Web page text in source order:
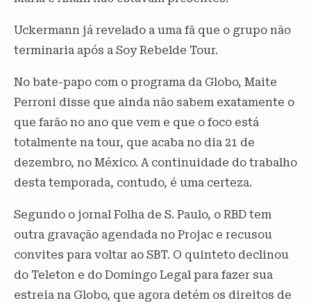
Uckermann já revelado a uma fã que o grupo não
terminaria após a Soy Rebelde Tour.
No bate-papo com o programa da Globo, Maite
Perroni disse que ainda não sabem exatamente o
que farão no ano que vem e que o foco está
totalmente na tour, que acaba no dia 21 de
dezembro, no México. A continuidade do trabalho
desta temporada, contudo, é uma certeza.
Segundo o jornal Folha de S. Paulo, o RBD tem
outra gravação agendada no Projac e recusou
convites para voltar ao SBT. O quinteto declinou
do Teleton e do Domingo Legal para fazer sua
estreia na Globo, que agora detém os direitos de